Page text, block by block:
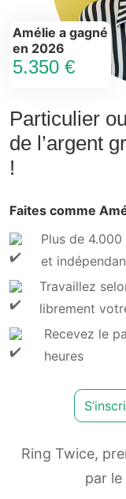
Particulier
de l’argent
!
Faites comme
Plus de
et
Travaillez
librement
Recevez le
heures
Amélie a gagné
en 2026
5.350 €
Ring Twice,
par